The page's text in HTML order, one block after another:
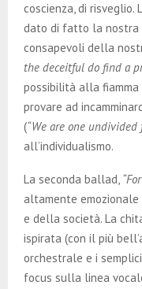
coscienza, di risveglio.
dato di fatto la nostra
consapevoli della
the deceitful do find a
possibilità alla
provare ad
(“We are one undivided
all’individualismo.
La seconda ballad,
altamente emozionale
e della società. La
ispirata (con il più
orchestrale e i
focus sulla linea